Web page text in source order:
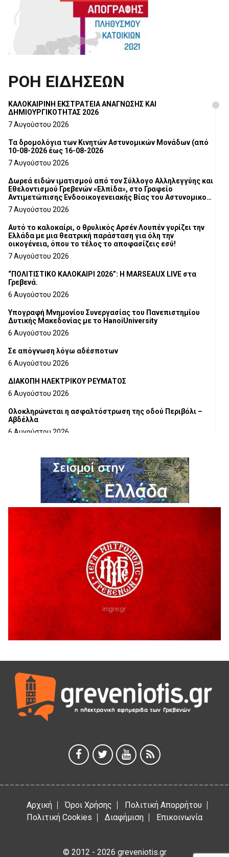
ΡΟΗ ΕΙΔΗΣΕΩΝ
ΚΑΛΟΚΑΙΡΙΝΗ ΕΚΣΤΡΑΤΕΙΑ ΑΝΑΓΝΩΣΗΣ ΚΑΙ
ΔΗΜΙΟΥΡΓΙΚΟΤΗΤΑΣ 2026
7 Αυγούστου 2026
Τα δρομολόγια των Κινητών Αστυνομικών Μονάδων (από
10-08-2026 έως 16-08-2026
7 Αυγούστου 2026
Δωρεά ειδών ιματισμού από τον Σύλλογο Αλληλεγγύης και
Εθελοντισμού Γρεβενών «Ελπίδα», στο Γραφείο
Αντιμετώπισης Ενδοοικογενειακής Βίας του Αστυνομικού
Τμήματος Γρεβενών
7 Αυγούστου 2026
Αυτό το καλοκαίρι, ο θρυλικός Αρσέν Λουπέν γυρίζει την
Ελλάδα με μια θεατρική παράσταση για όλη την
οικογένεια, όπου το τέλος το αποφασίζεις εσύ!
7 Αυγούστου 2026
“ΠΟΛΙΤΙΣΤΙΚΟ ΚΑΛΟΚΑΙΡΙ 2026”: Η MARSEAUX LIVE στα
Γρεβενά.
6 Αυγούστου 2026
Υπογραφή Μνημονίου Συνεργασίας του Πανεπιστημίου
Δυτικής Μακεδονίας με το HanoiUniversity
6 Αυγούστου 2026
Σε απόγνωση λόγω αδέσποτων
6 Αυγούστου 2026
ΔΙΑΚΟΠΗ ΗΛΕΚΤΡΙΚΟΥ ΡΕΥΜΑΤΟΣ
6 Αυγούστου 2026
Ολοκληρώνεται η ασφαλτόστρωση της οδού Περιβόλι –
Αβδέλλα
6 Αυγούστου 2026
5 Αυγούστου 2026
Ο ΑΝΔΡΕΑΣ ΑΣΛΑΝΙΔΗΣ ΣΥΝΕΧΙΖΕΙ ΣΤΟΝ ΠΡΩΤΕΑ
ΓΡΕΒΕΝΩΝ
5 Αυγούστου 2026
Ευχαριστήριο Εκπολιτιστικού Συλλόγου Ταξιάρχη προς κ.
Παρασχάκη Αθανάσιο
Διακοπή υδροδότησης του Α΄ κλάδου ύδρευσης
5 Αυγούστου 2026
Η Marseaux στα Γρεβενά για μια μοναδική συναυλία
Θερινό Σινεμά στο πλαίσιο του «Πολιτιστικού
Καλοκαιριού 2026» με την βραβευμένη ταινία «Μικρές
Ανάσες».
εξοπλισμού γυμναστηρίου
5 Αυγούστου 2026
ΑΗ ΛΑΟΣ | 5 Αυγούστου | Υπαίθριο Θέατρο “Καστράκι”,
Γρεβενά
5 Αυγούστου 2026
5 Αυγούστου 2026
Αρχική Όροι Χρήσης
Πολιτική Απορρήτου
Πολιτική Cookies
Διαφήμιση Επικοινωνία
© 2012 - 2026 greveniotis.gr